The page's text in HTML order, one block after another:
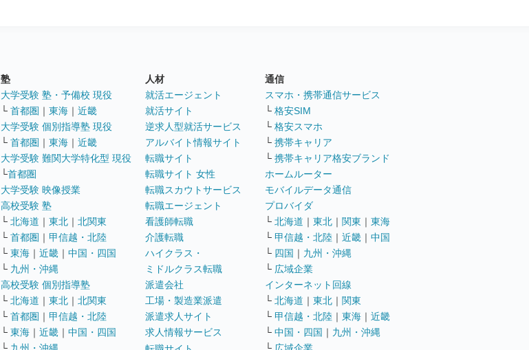
塾
大学受験 塾・予備校 現役
└ 首都圏 ｜ 東海 ｜ 近畿
大学受験 個別指導塾 現役
└ 首都圏 ｜ 東海 ｜ 近畿
大学受験 難関大学特化型 現役
└首都圏
大学受験 映像授業
高校受験 塾
└ 北海道 ｜ 東北 ｜ 北関東
└ 首都圏 ｜ 甲信越・北陸
└ 東海 ｜ 近畿 ｜ 中国・四国
└ 九州・沖縄
高校受験 個別指導塾
└ 北海道 ｜ 東北 ｜ 北関東
└ 首都圏 ｜ 甲信越・北陸
└ 東海 ｜ 近畿 ｜ 中国・四国
人材
就活エージェント
就活サイト
逆求人型就活サービス
アルバイト情報サイト
転職サイト
転職サイト 女性
転職スカウトサービス
転職エージェント
看護師転職
介護転職
ハイクラス・
ミドルクラス転職
派遣会社
工場・製造業派遣
派遣求人サイト
求人情報サービス
通信
スマホ・携帯通信サービス
└ 格安SIM
└ 格安スマホ
└ 携帯キャリア
└ 携帯キャリア格安ブランド
ホームルーター
モバイルデータ通信
プロバイダ
└ 北海道 ｜ 東北 ｜ 関東 ｜ 東海
└ 甲信越・北陸 ｜ 近畿 ｜ 中国
└ 四国 ｜ 九州・沖縄
└ 広域企業
インターネット回線
└ 北海道 ｜ 東北 ｜ 関東
└ 甲信越・北陸 ｜ 東海 ｜ 近畿
└ 中国・四国 ｜ 九州・沖縄